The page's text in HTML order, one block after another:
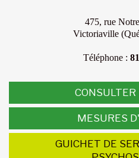
475, rue
Victoriaville
Téléphone :
MESURES
GUICHET DE